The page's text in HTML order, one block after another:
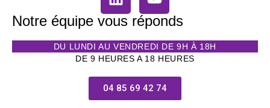
Notre équipe vous réponds
DU LUNDI AU VENDREDI DE 9H À 18H
DE 9 HEURES A 18 HEURES
04 85 69 42 74